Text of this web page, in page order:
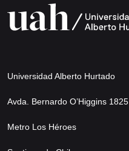
Universidad Alberto Hurtado
Avda. Bernardo O’Higgins 1825
Metro Los Héroes